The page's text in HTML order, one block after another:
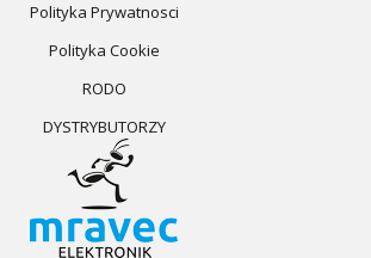
Polityka Prywatnosci
Polityka Cookie
RODO
DYSTRYBUTORZY